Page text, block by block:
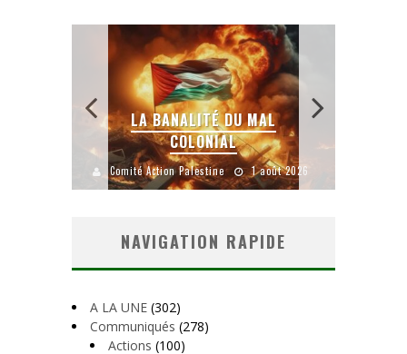
LA BANALITÉ DU MAL
COLONIAL
Comité Action Palestine 1 août 2026
NAVIGATION RAPIDE
A LA UNE (302)
Communiqués (278)
Actions (100)